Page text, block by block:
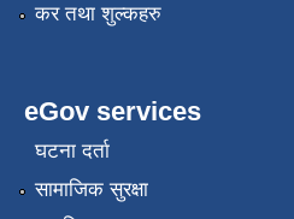
कर तथा शुल्कहरु
eGov services
घटना दर्ता
सामाजिक सुरक्षा